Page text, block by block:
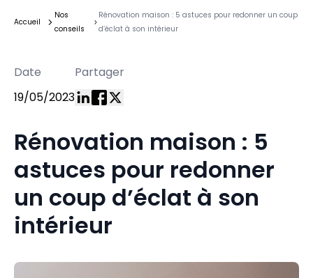
Accueil
Nos
conseils
Rénovation maison : 5 astuces pour redonner un coup
d’éclat à son intérieur
Date
19/05/2023
Partager
Rénovation maison : 5
astuces pour redonner
un coup d’éclat à son
intérieur